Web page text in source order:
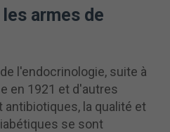
armes de
l'endocrinologie, suite à
en 1921 et d'autres
la qualité et
se sont